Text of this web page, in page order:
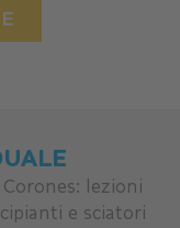
lezioni
e sciatori